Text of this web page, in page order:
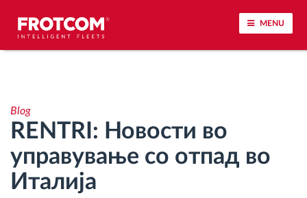
MENU
Анализа на возачкото однесување
Следење на времетраењето на возењето
Управување со работната сила
Blog
RENTRI: Новости во
управување со отпад во
Италија